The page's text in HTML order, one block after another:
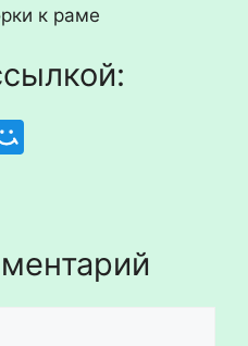
к раме